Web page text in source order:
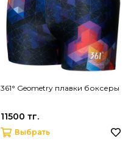
361° Geometry плавки боксеры
11500 тг.
Выбрать